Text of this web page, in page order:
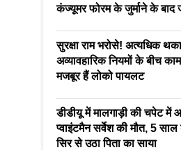
कंज्यूमर फोरम के जुर्माने के बाद
सुरक्षा राम भरोसे! अत्यधिक
अव्यावहारिक नियमों के बीच
मजबूर हैं लोको पायलट
डीडीयू में मालगाड़ी की चपेट में
प्वाइंटमैन सर्वेश की मौत, 5
सिर से उठा पिता का साया